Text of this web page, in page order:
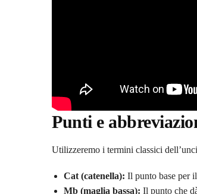
Punti e
Utilizzeremo i termini classici
Cat (catenella): Il punto base per
Mb (maglia bassa): Il punto che